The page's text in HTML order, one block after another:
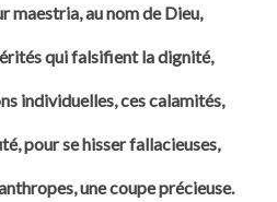
maestria, au nom de Dieu,
qui falsifient la dignité,
individuelles, ces calamités,
pour se hisser fallacieuses,
une coupe précieuse.